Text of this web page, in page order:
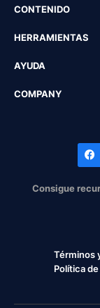
CONTENIDO
HERRAMIENTAS
AYUDA
COMPANY
Consigue
Términos
Política